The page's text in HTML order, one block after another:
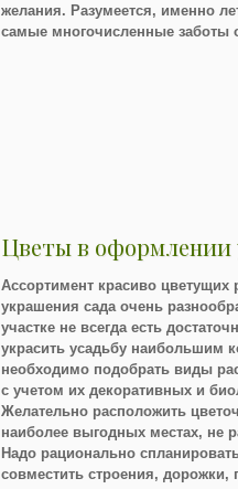
желания. Разумеется, именно
самые многочисленные заботы
Цветы в оформлении
Ассортимент красиво цветущих
украшения сада очень
участке не всегда есть
украсить усадьбу наибольшим
необходимо подобрать виды
с учетом их декоративных и
Желательно расположить
наиболее выгодных местах, не
Надо рационально
совместить строения, дорожки,